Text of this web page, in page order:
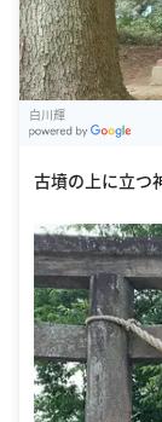
白川輝
古墳の上に立つ